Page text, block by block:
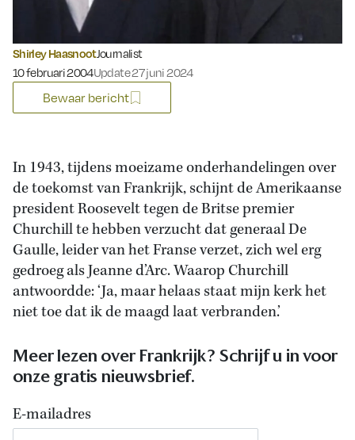
Shirley HaasnootJournalist
Gepubliceerd op:
10 februari 2004Update 27 juni 2024
Bewaar bericht
In 1943, tijdens moeizame onderhandelingen over
de toekomst van Frankrijk, schijnt de Amerikaanse
president Roosevelt tegen de Britse premier
Churchill te hebben verzucht dat generaal De
Gaulle, leider van het Franse verzet, zich wel erg
gedroeg als Jeanne d’Arc. Waarop Churchill
antwoordde: ‘Ja, maar helaas staat mijn kerk het
niet toe dat ik de maagd laat verbranden.’
Meer lezen over Frankrijk? Schrijf u in voor
onze gratis nieuwsbrief.
E-mailadres